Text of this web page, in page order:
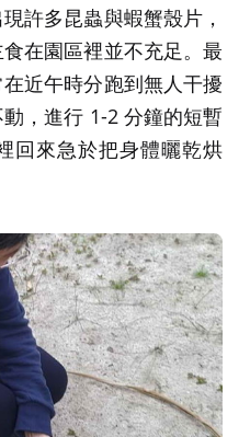
許多昆蟲與蝦蟹殼片，
在園區裡並不充足。最
近午時分跑到無人干擾
，進行 1-2 分鐘的短暫
回來急於把身體曬乾烘